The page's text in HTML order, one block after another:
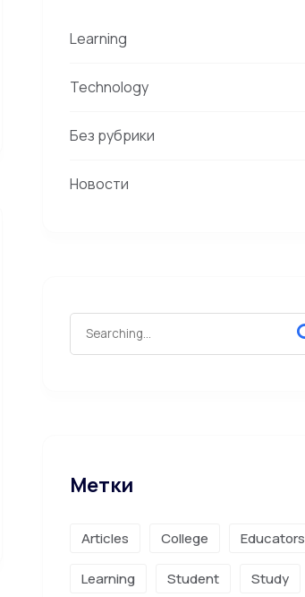
Learning
Technology
Без рубрики
Новости
Метки
Articles College Educators
Learning Student Study